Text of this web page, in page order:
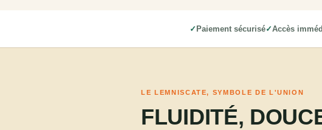
Paiement sécurisé Accès
LE LEMNISCATE, SYMBOLE DE L'UNION
FLUIDITÉ,